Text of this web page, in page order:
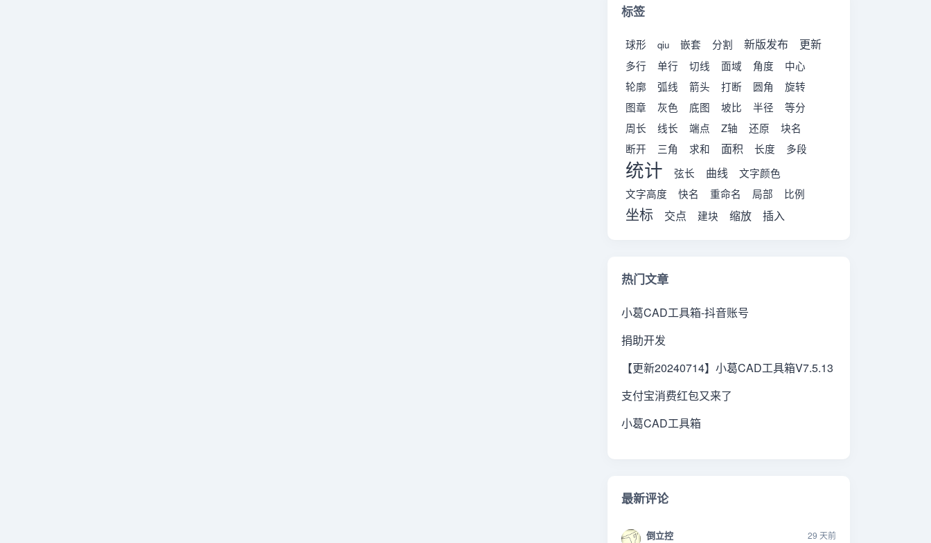
标签
球形 qiu 嵌套 分割 新版发布 更新
多行 单行 切线 面域 角度
中心
轮廓
弧线 箭头 打断 圆角
旋转
图章
灰色 底图 坡比 半径
等分
周长
线长 端点 Z轴 还原
块名
断开
三角 求和 面积 长度 多段
统计 弦长 曲线
文字颜色
文字高度
快名 重命名 局部 比例
坐标 交点 建块 缩放 插入
热门文章
小葛CAD工具箱-抖音账号
捐助开发
【更新20240714】小葛CAD工具箱V7.5.13
支付宝消费红包又来了
小葛CAD工具箱
最新评论
倒立控 29 天前